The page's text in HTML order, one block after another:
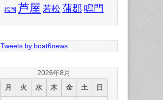
福岡 芦屋 若松 蒲郡 鳴門
Tweets by boat6news
2026年8月
月
火 水 木 金 土 日